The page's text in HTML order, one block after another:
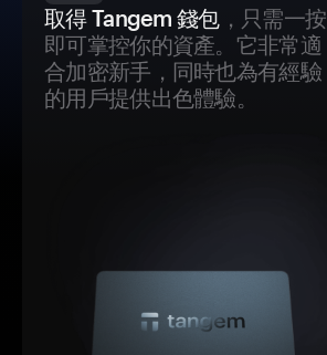
取得 Tangem 錢包，只需一按
即可掌控你的資產。它非常適
合加密新手，同時也為有經驗
的用戶提供出色體驗。